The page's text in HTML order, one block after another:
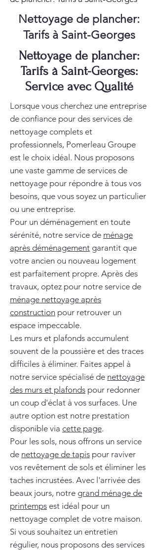
Nettoyage de plancher:
Tarifs à Saint-Georges
Nettoyage de plancher:
Tarifs à Saint-Georges:
Service avec Qualité
Lorsque vous cherchez une entreprise
de confiance pour des services de
nettoyage complets et
professionnels, Pomerleau Groupe
est le choix idéal. Nous proposons
une vaste gamme de services de
nettoyage pour répondre à tous vos
besoins, que vous soyez un particulier
ou une entreprise.
Pour un déménagement en toute
sérénité, notre service de ménage
après déménagement garantit que
votre ancien ou nouveau logement
est parfaitement propre. Après des
travaux, optez pour notre service de
ménage nettoyage après
construction pour retrouver un
espace impeccable.
Les murs et plafonds accumulent
souvent de la poussière et des traces
difficiles à éliminer. Faites appel à
notre service spécialisé de nettoyage
des murs et plafonds pour redonner
un coup d'éclat à vos surfaces. Une
autre option est notre prestation
disponible via cette page.
Pour les sols, nous offrons un service
de nettoyage de tapis pour raviver
vos revêtement de sols et éliminer les
taches incrustées. Avec l'arrivée des
beaux jours, notre grand ménage de
printemps est idéal pour un
nettoyage complet de votre maison.
Si vous souhaitez un entretien
régulier, nous proposons des services